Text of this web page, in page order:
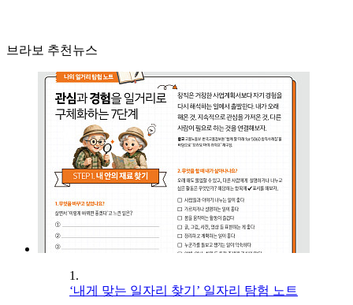
브라보 추천뉴스
1.
‘내게 맞는 일자리 찾기’ 일자리 탐험 노트